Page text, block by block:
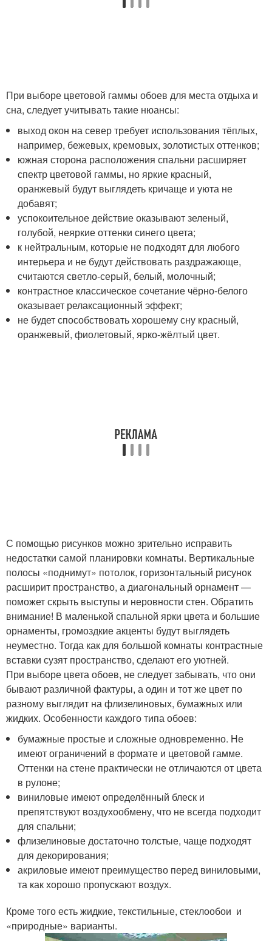
При выборе цветовой гаммы обоев для места отдыха и
сна, следует учитывать такие нюансы:
выход окон на север требует использования тёплых,
например, бежевых, кремовых, золотистых оттенков;
южная сторона расположения спальни расширяет
спектр цветовой гаммы, но яркие красный,
оранжевый будут выглядеть кричаще и уюта не
добавят;
успокоительное действие оказывают зеленый,
голубой, неяркие оттенки синего цвета;
к нейтральным, которые не подходят для любого
интерьера и не будут действовать раздражающе,
считаются светло-серый, белый, молочный;
контрастное классическое сочетание чёрно-белого
оказывает релаксационный эффект;
не будет способствовать хорошему сну красный,
оранжевый, фиолетовый, ярко-жёлтый цвет.
С помощью рисунков можно зрительно исправить
недостатки самой планировки комнаты. Вертикальные
полосы «поднимут» потолок, горизонтальный рисунок
расширит пространство, а диагональный орнамент —
поможет скрыть выступы и неровности стен. Обратить
внимание! В маленькой спальной ярки цвета и большие
орнаменты, громоздкие акценты будут выглядеть
неуместно. Тогда как для большой комнаты контрастные
вставки сузят пространство, сделают его уютней.
При выборе цвета обоев, не следует забывать, что они
бывают различной фактуры, а один и тот же цвет по
разному выглядит на флизелиновых, бумажных или
жидких. Особенности каждого типа обоев:
бумажные простые и сложные одновременно. Не
имеют ограничений в формате и цветовой гамме.
Оттенки на стене практически не отличаются от цвета
в рулоне;
виниловые имеют определённый блеск и
препятствуют воздухообмену, что не всегда подходит
для спальни;
флизелиновые достаточно толстые, чаще подходят
для декорирования;
акриловые имеют преимущество перед виниловыми,
та как хорошо пропускают воздух.
Кроме того есть жидкие, текстильные, стеклообои и
«природные» варианты.